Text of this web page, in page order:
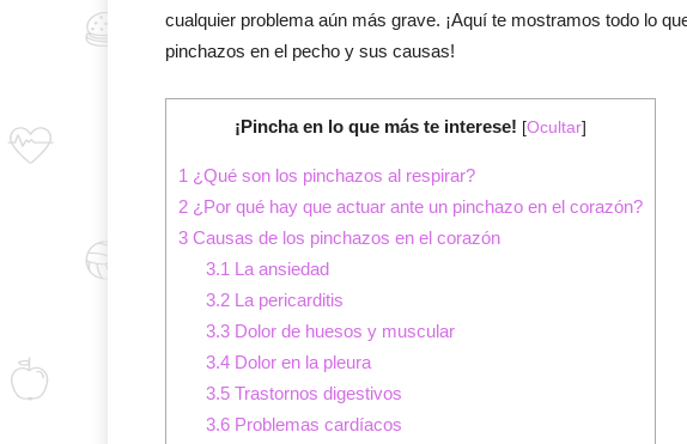
cualquier problema aún más grave. ¡Aquí te mostramos todo lo
pinchazos en el pecho y sus causas!
¡Pincha en lo que más te interese! [Ocultar]
1 ¿Qué son los pinchazos al respirar?
2 ¿Por qué hay que actuar ante un pinchazo en el corazón?
3 Causas de los pinchazos en el corazón
3.1 La ansiedad
3.2La pericarditis
3.3Dolor de huesos y muscular
3.4Dolor en la pleura
3.5Trastornos digestivos
3.6Problemas cardíacos